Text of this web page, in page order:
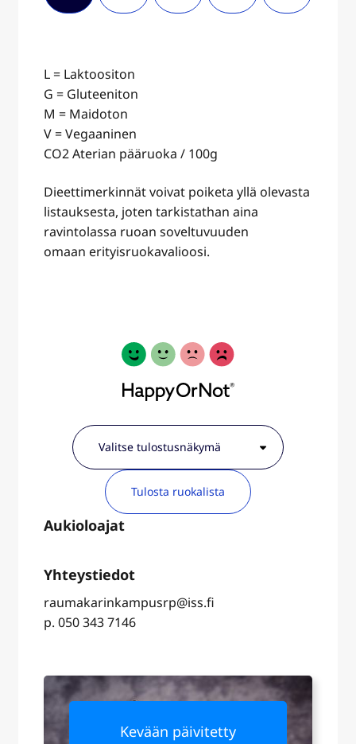
L = Laktoositon
G = Gluteeniton
M = Maidoton
V = Vegaaninen
CO2 Aterian pääruoka / 100g
Dieettimerkinnät voivat poiketa yllä olevasta
listauksesta, joten tarkistathan aina
ravintolassa ruoan soveltuvuuden
omaan erityisruokavalioosi.
Tulosta ruokalista
raumakarinkampusrp@iss.fi
p. 050 343 7146
Kevään päivitetty